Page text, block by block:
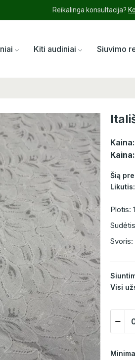
Reikalinga konsultacija?
Kiti audiniai Siuvimo
Kaina:
Šią
Plotis:
Svoris:
Visi